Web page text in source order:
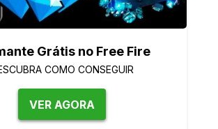
Grátis no Free Fire
COMO CONSEGUIR
VER AGORA